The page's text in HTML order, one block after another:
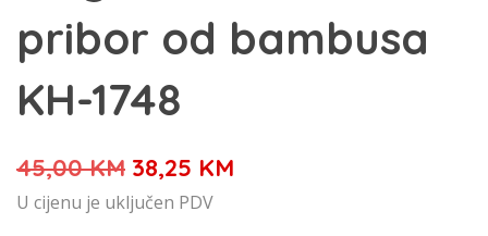
pribor od bambusa
KH-1748
45,00KM Izvorna
cijena
38,25 KM
U cijenu je uključen PDV